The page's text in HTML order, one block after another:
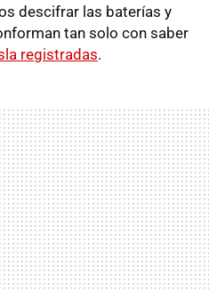
descifrar las baterías y
tan solo con saber
registradas.